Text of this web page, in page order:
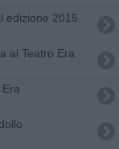
edizione 2015
al Teatro Era